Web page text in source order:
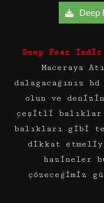
Deep
Deep Fear
Maceraya
dalagacağınız
olun ve
çeşitli balıklar
balıkları gibi
dikkat
hazineler
çözeceğimiz